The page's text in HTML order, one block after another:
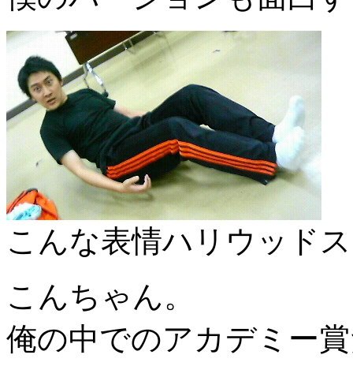
こんな表情ハリウッド
こんちゃん。
俺の中でのアカデミー